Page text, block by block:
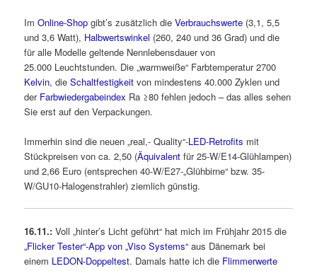
ImOnline-Shop gibt’s zusätzlich dieVerbrauchswerte (3,1, 5,5
und 3,6 Watt), Halbwertswinkel (260, 240 und 36 Grad) und die
für alle Modelle geltende Nennlebensdauer von
25.000 Leuchtstunden. Die „warmweiße“ Farbtemperatur 2700
Kelvin, dieSchaltfestigkeit von mindestens 40.000 Zyklen und
der Farbwiedergabeindex Ra ≥80 fehlen jedoch – das alles sehen
Sie erst auf den Verpackungen.
Immerhin sind die neuen „real,- Quality“-LED-Retrofits mit
Stückpreisen von ca. 2,50 (Äquivalent für 25-W/E14-Glühlampen)
und 2,66 Euro (entsprechen 40-W/E27-„Glühbirne“ bzw. 35-
W/GU10-Halogenstrahler) ziemlich günstig.
16.11.: Voll „hinter’s Licht geführt“ hat mich im Frühjahr 2015 die
„Flicker Tester“-App von „Viso Systems“ aus Dänemark bei
einem LEDON-Doppeltest. Damals hatte ich die Flimmerwerte